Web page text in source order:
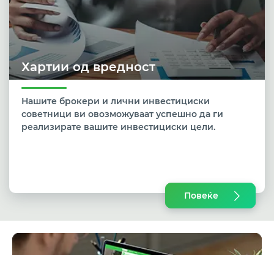
Хартии од вредност
Нашите брокери и лични инвестициски
советници ви овозможуваат успешно да ги
реализирате вашите инвестициски цели.
Повеќе